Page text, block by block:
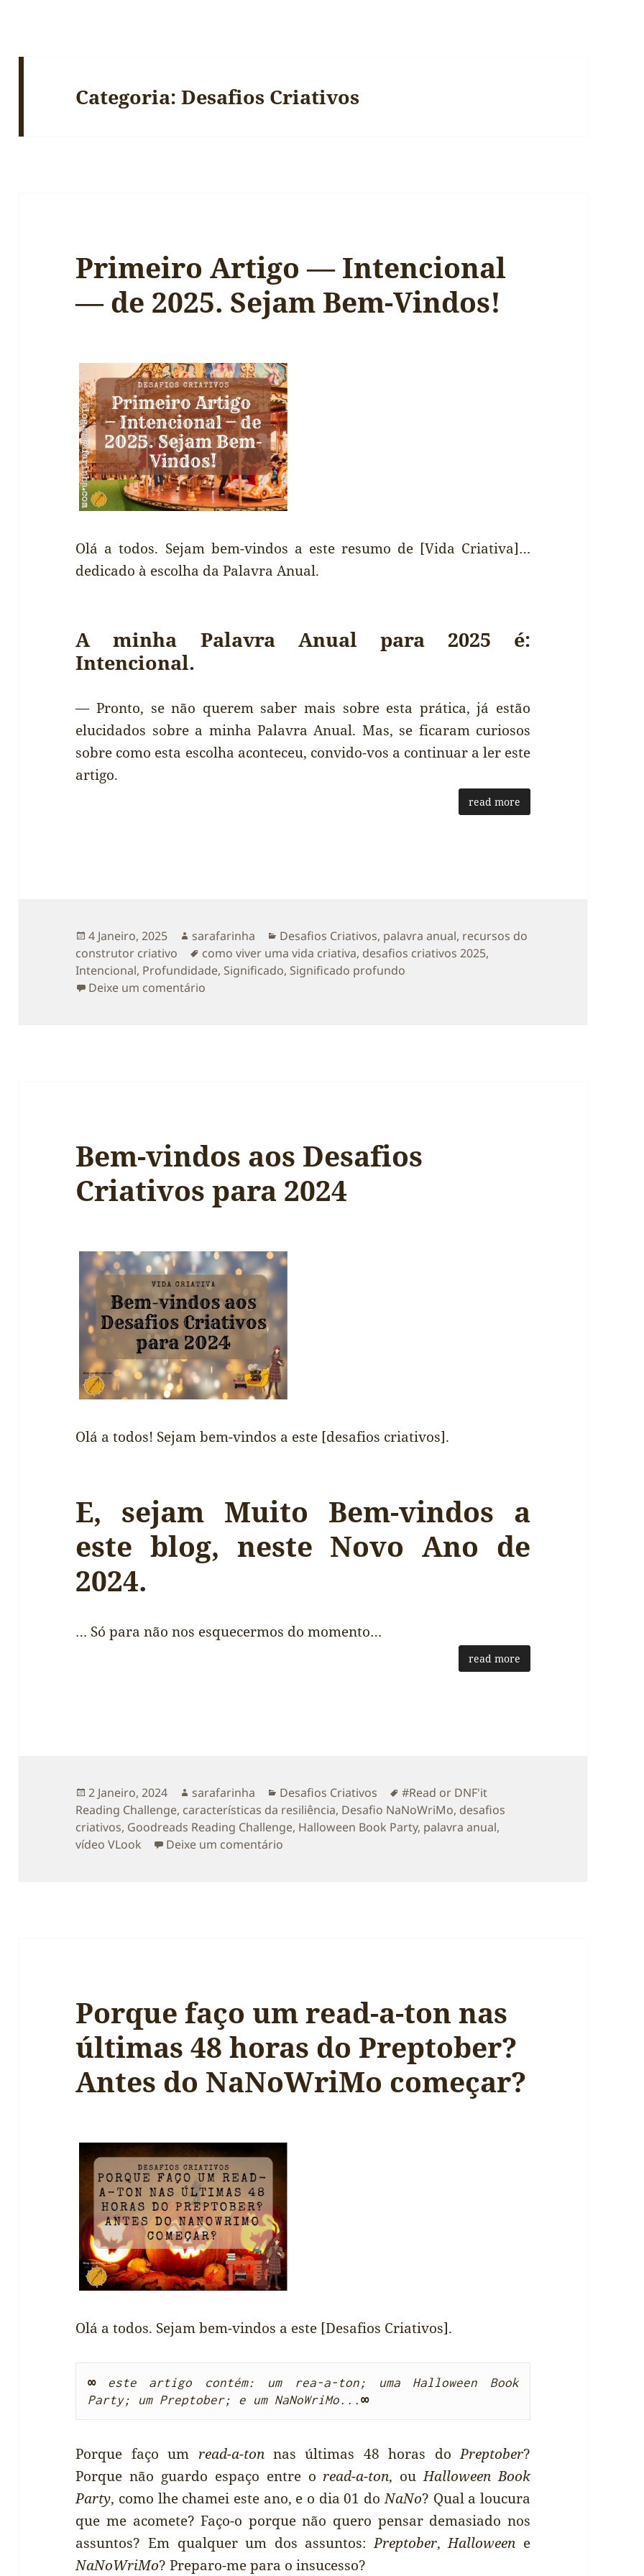
Categoria:Desafios Criativos
Primeiro Artigo — Intencional
— de 2025. Sejam Bem-Vindos!
Olá a todos. Sejam bem-vindos a este resumo de [Vida Criativa]…
dedicado à escolha da Palavra Anual.
A minha Palavra Anual para 2025 é:
Intencional.
— Pronto, se não querem saber mais sobre esta prática, já estão
elucidados sobre a minha Palavra Anual. Mas, se ficaram curiosos
sobre como esta escolha aconteceu, convido-vos a continuar a ler este
artigo.
read more
Publicado
a
4 Janeiro, 2025 Autor
sarafarinha Categorias
Desafios Criativos, palavra anual, recursos do
construtor criativo
Etiquetas
como viver uma vida criativa, desafios criativos 2025,
Intencional, Profundidade, Significado, Significado profundo
Deixe um comentário
Bem-vindos aos Desafios
Criativos para 2024
Olá a todos! Sejam bem-vindos a este [desafios criativos].
E, sejam Muito Bem-vindos a
este blog, neste Novo Ano de
2024.
… Só para não nos esquecermos do momento…
read more
Publicado
a
2 Janeiro, 2024 Autor
sarafarinha Categorias
Desafios Criativos Etiquetas
#Read or DNF'it
Reading Challenge, características da resiliência, Desafio NaNoWriMo, desafios
criativos, Goodreads Reading Challenge, Halloween Book Party, palavra anual,
vídeo VLook
Deixe um comentário
Porque faço um read-a-ton nas
últimas 48 horas do Preptober?
Antes do NaNoWriMo começar?
Olá a todos. Sejam bem-vindos a este [Desafios Criativos].
∞
este artigo contém: um rea-a-ton; uma Halloween Book
Party; um Preptober; e um NaNoWriMo... ∞
Porque faço um read-a-tonnas últimas 48 horas doPreptober?
Porque não guardo espaço entre o read-a-ton, ouHalloween Book
Party, como lhe chamei este ano, e o dia 01 doNaNo? Qual a loucura
que me acomete? Faço-o porque não quero pensar demasiado nos
assuntos? Em qualquer um dos assuntos:Preptober,Halloween e
NaNoWriMo? Preparo-me para o insucesso?